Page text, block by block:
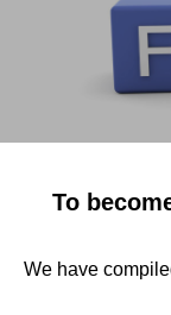
To
We have